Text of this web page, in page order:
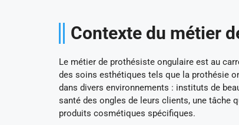
Contexte du métier
Le métier de prothésiste ongulaire est au
des soins esthétiques tels que la prothésie
dans divers environnements : instituts de
santé des ongles de leurs clients, une tâche
produits cosmétiques spécifiques.